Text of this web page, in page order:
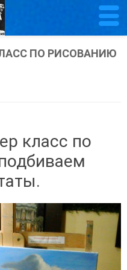
ПО РИСОВАНИЮ
класс по